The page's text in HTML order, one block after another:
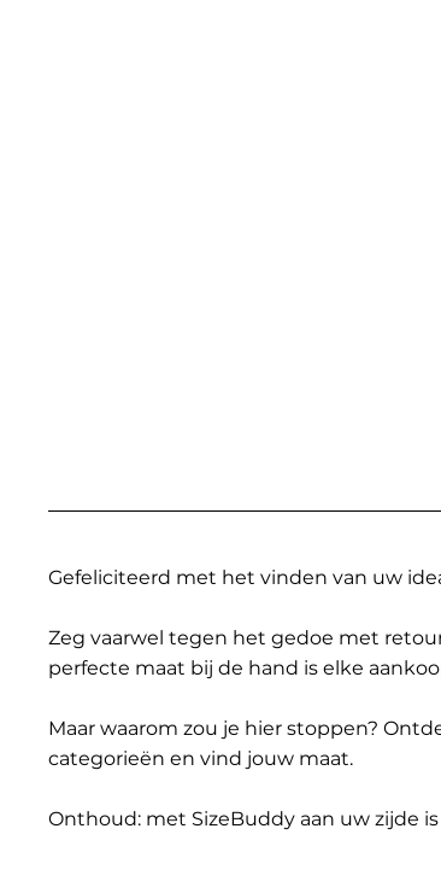
Gefeliciteerd met het vinden van uw
Zeg vaarwel tegen het gedoe met
perfecte maat bij de hand is elke
Maar waarom zou je hier stoppen?
categorieën en vind jouw maat.
Onthoud: met SizeBuddy aan uw zijde